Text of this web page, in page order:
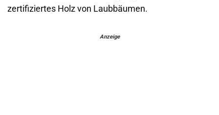
zertifiziertes Holz von Laubbäumen.
Anzeige